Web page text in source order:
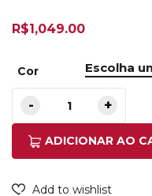
R$1,049.00
Cor
ADICIONAR AO
Add to wishlist